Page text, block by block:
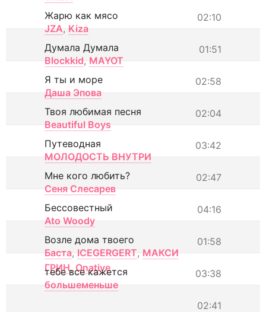
02:10
Жарю как мясо
JZA, Kiza
01:51
Думала Думала
Blockkid, MAYOT
02:58
Я ты и море
Даша Эпова
02:04
Твоя любимая песня
Beautiful Boys
03:42
Путеводная
МОЛОДОСТЬ ВНУТРИ
02:47
Мне кого любить?
Сеня Слесарев
04:16
Бессовестный
Ato Woody
01:58
Возле дома твоего
Баста, ICEGERGERT, МАКСИ
ГРИН, Onative 03:38
тебе все кажется
большеменьше
02:41